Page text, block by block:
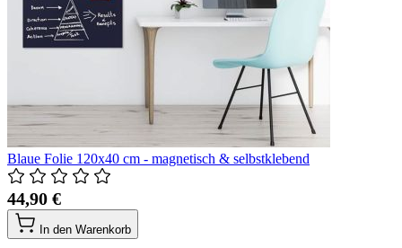
Blaue Folie 120x40 cm - magnetisch & selbstklebend
44,90 €
In den Warenkorb